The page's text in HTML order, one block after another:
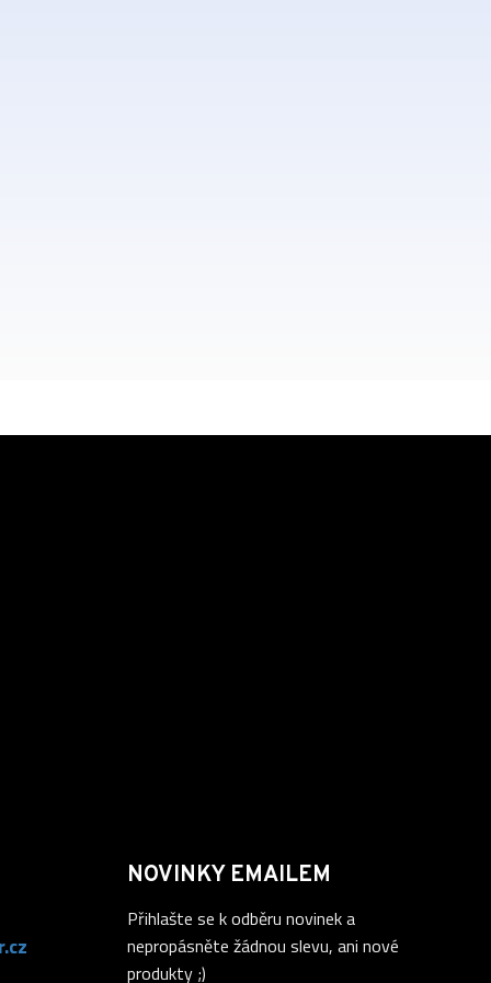
NOVINKY EMAILEM
Přihlašte se k odběru novinek a
nepropásněte žádnou slevu, ani nové
produkty ;)